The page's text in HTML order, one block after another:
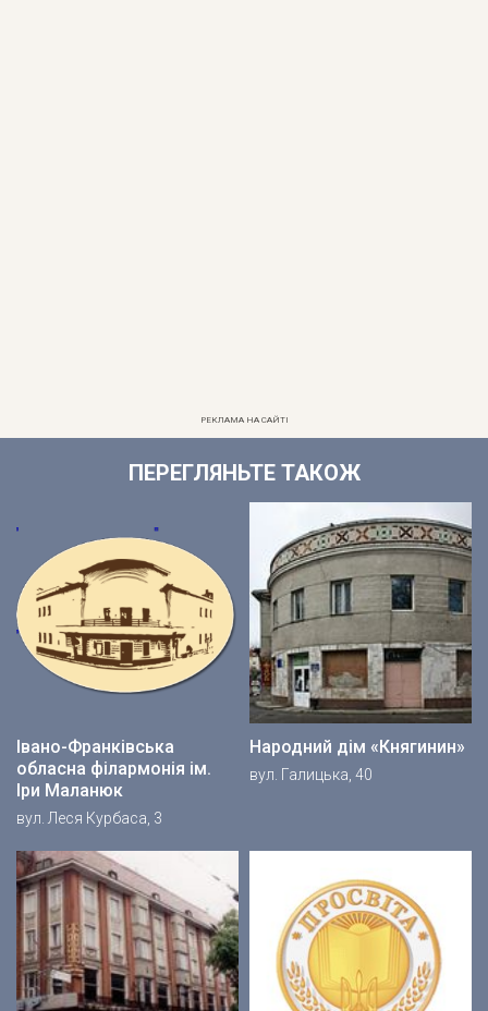
РЕКЛАМА НА САЙТІ
ПЕРЕГЛЯНЬТЕ ТАКОЖ
Івано-Франківська
обласна філармонія ім.
Іри Маланюк
вул. Леся Курбаса, 3
Народний дім «Княгинин»
вул. Галицька, 40